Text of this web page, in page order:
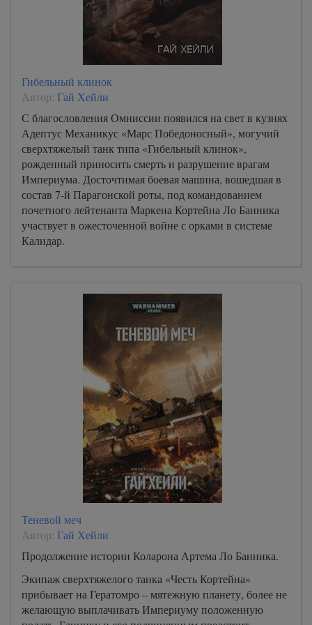
0022
0023
0024
Гибельный клинок
Автор: Гай Хейли
С благословления Омниссии появился на свет в кузнях
Адептус Механикус «Марс Победоносный», могучий
сверхтяжелый танк типа «Гибельный клинок»,
рожденный приносить смерть и разрушение врагам
Империума. Досточтимая боевая машина, вошедшая в
состав 7-й Парагонской роты, под командованием
почетного лейтенанта Маркена Кортейна Ло Банника
участвует в ожесточенной войне с орками в системе
Калидар.
Теневой меч
Автор: Гай Хейли
Продолжение истории Коларона Артема Ло Банника.
Экипаж сверхтяжелого танка «Честь Кортейна»
прибывает на Гератомро – мятежную планету, более не
желающую выплачивать Империуму положенную